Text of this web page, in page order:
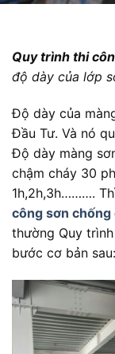
Quy trình thi
độ dày của lớp
Độ dày của
Đầu Tư. Và nó
Độ dày màng
chậm cháy 30
1h,2h,3h……….
công sơn chống
thường Quy
bước cơ bản sau: